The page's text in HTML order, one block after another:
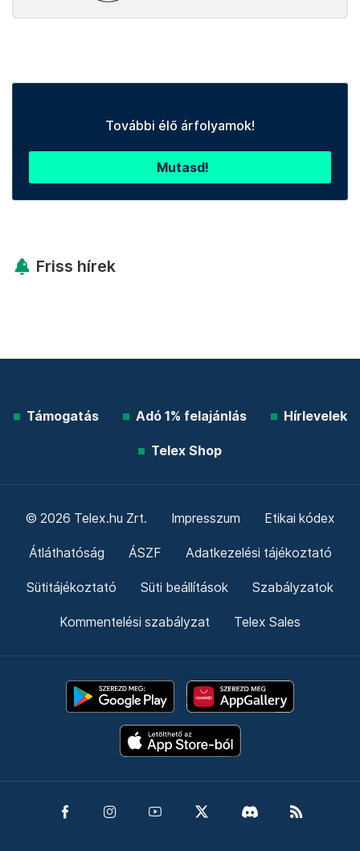
További élő árfolyamok!
Mutasd!
Friss hírek
Támogatás Adó 1% felajánlás Hírlevelek
Telex Shop
© 2026 Telex.hu Zrt. Impresszum Etikai kódex
Átláthatóság ÁSZF Adatkezelési tájékoztató
Sütitájékoztató Süti beállítások Szabályzatok
Kommentelési szabályzat Telex Sales